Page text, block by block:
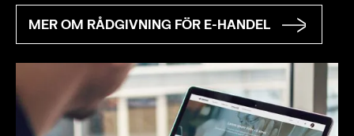
MER OM RÅDGIVNING FÖR E-HANDEL